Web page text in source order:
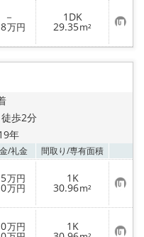
－
万円
1DK
29.35m² お
気
に
り
歩2分
年
/礼金 間取り/専有面積
万円
万円
1K
30.96m² お
気
に
入
り
万円 1K